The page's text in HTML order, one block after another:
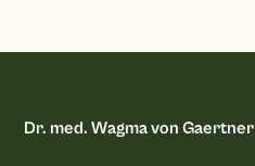
Dr. med. Wagma von Gaertner